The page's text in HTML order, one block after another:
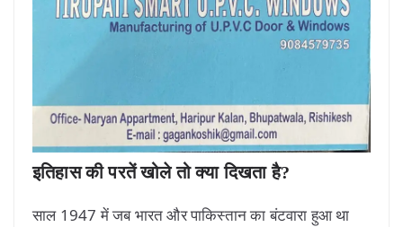
इतिहास की परतें खोले तो क्या दिखता है?
साल 1947 में जब भारत और पाकिस्तान का बंटवारा हुआ था